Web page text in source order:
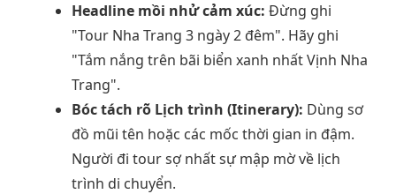
Headline mồi nhử cảm xúc: Đừng ghi
"Tour Nha Trang 3 ngày 2 đêm". Hãy ghi
"Tắm nắng trên bãi biển xanh nhất Vịnh Nha
Trang".
Bóc tách rõ Lịch trình (Itinerary): Dùng sơ
đồ mũi tên hoặc các mốc thời gian in đậm.
Người đi tour sợ nhất sự mập mờ về lịch
trình di chuyển.